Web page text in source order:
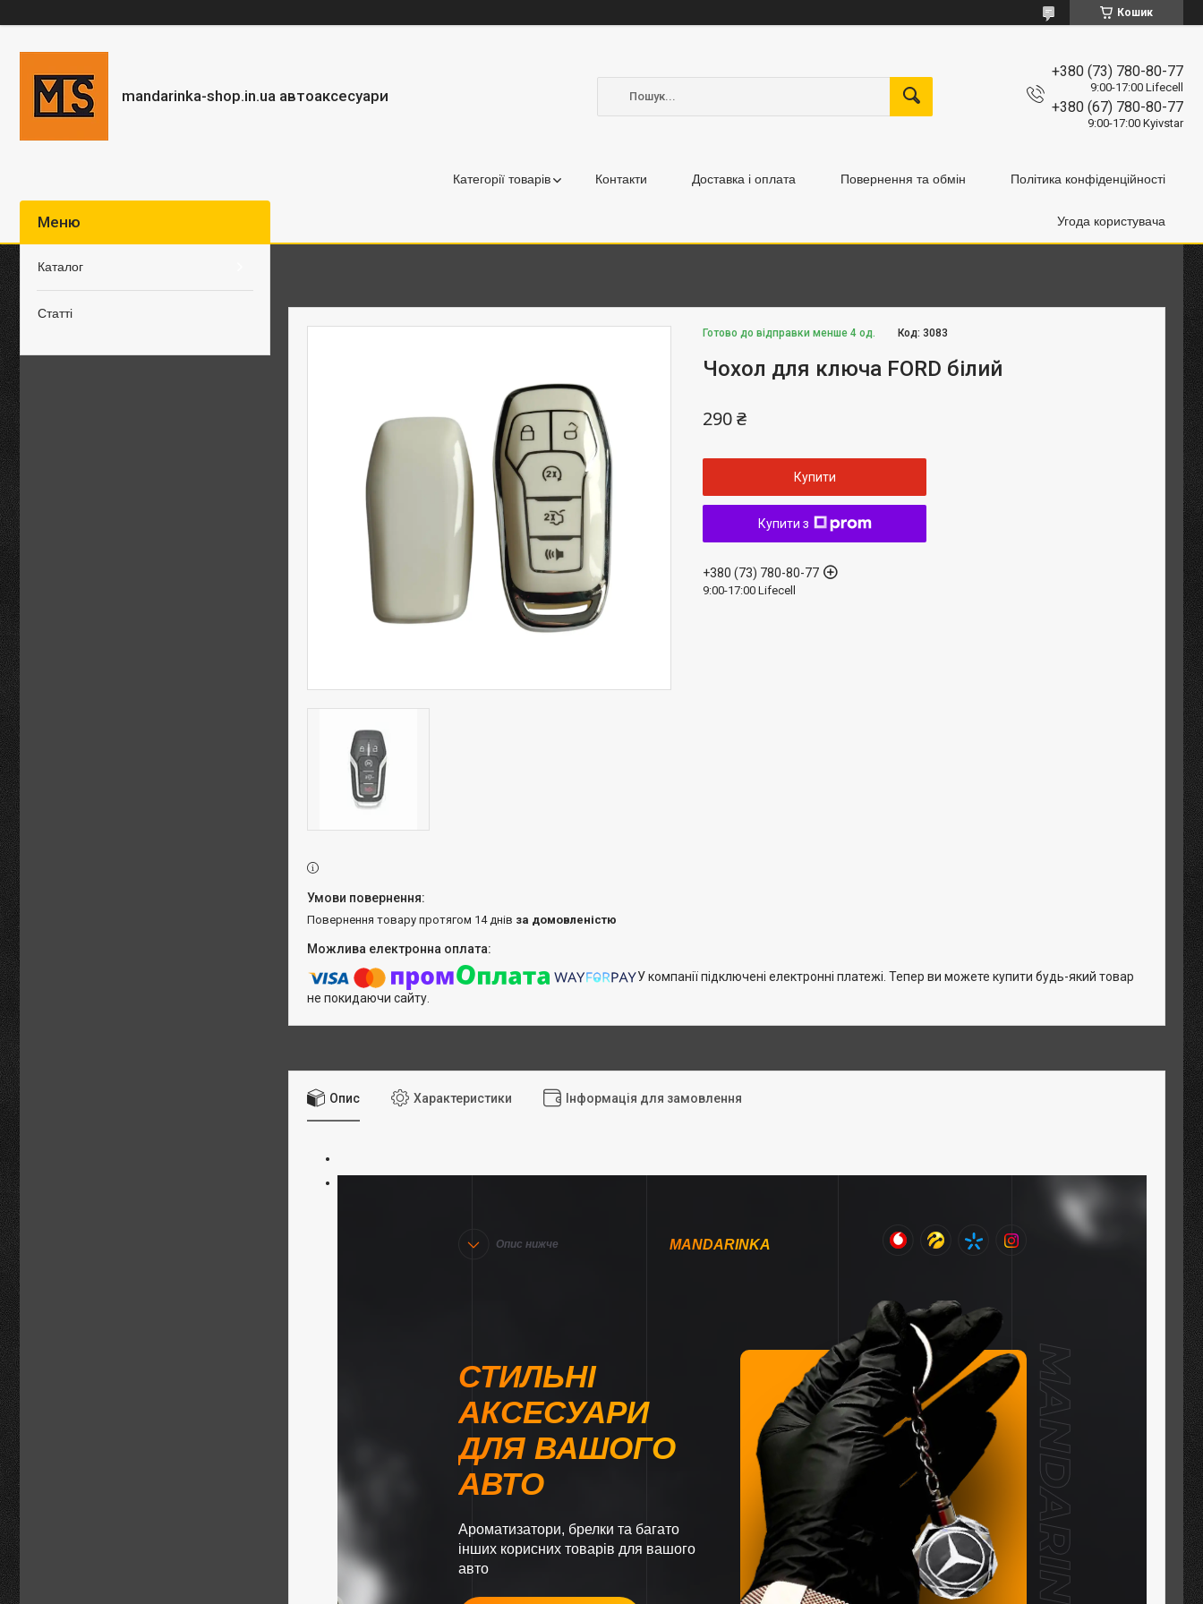
Кошик
mandarinka-shop.in.ua автоаксесуари
+380 (73) 780-80-77
9:00-17:00 Lifecell
+380 (67) 780-80-77
9:00-17:00 Kyivstar
Категорії товарів Контакти Доставка і оплата Повернення та обмін Політика конфіденційності
Угода користувача
Готово до відправки менше 4 од. Код:3083
Чохол для ключа FORD білий
290 ₴
Купити
Купити з
+380 (73) 780-80-77
9:00-17:00 Lifecell
повернення товару протягом 14 днів за домовленістю
У компанії підключені електронні платежі. Тепер ви можете купити будь-який товар
не покидаючи сайту.
Опис Характеристики Інформація для замовлення
Опис нижче MANDARINKA
СТИЛЬНІ
АКСЕСУАРИ
ДЛЯ ВАШОГО
АВТО
Ароматизатори, брелки та багато
інших корисних товарів для вашого
авто
Каталог
Статті